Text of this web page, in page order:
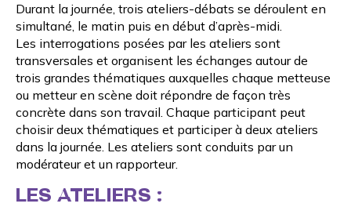
Durant la journée, trois ateliers-débats se déroulent en
simultané, le matin puis en début d’après-midi.
Les interrogations posées par les ateliers sont
transversales et organisent les échanges autour de
trois grandes thématiques auxquelles chaque metteuse
ou metteur en scène doit répondre de façon très
concrète dans son travail. Chaque participant peut
choisir deux thématiques et participer à deux ateliers
dans la journée. Les ateliers sont conduits par un
modérateur et un rapporteur.
LES ATELIERS :